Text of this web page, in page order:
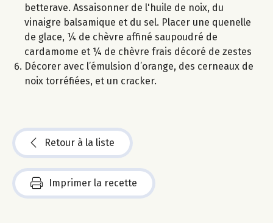
betterave. Assaisonner de l'huile de noix, du
vinaigre balsamique et du sel. Placer une quenelle
de glace, ¼ de chèvre affiné saupoudré de
cardamome et ¼ de chèvre frais décoré de zestes
Décorer avec l’émulsion d’orange, des cerneaux de
noix torréfiées, et un cracker.
Retour à la liste
Imprimer la recette